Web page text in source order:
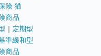
険 猫
商品
｜ 定期型
準緩和型
商品